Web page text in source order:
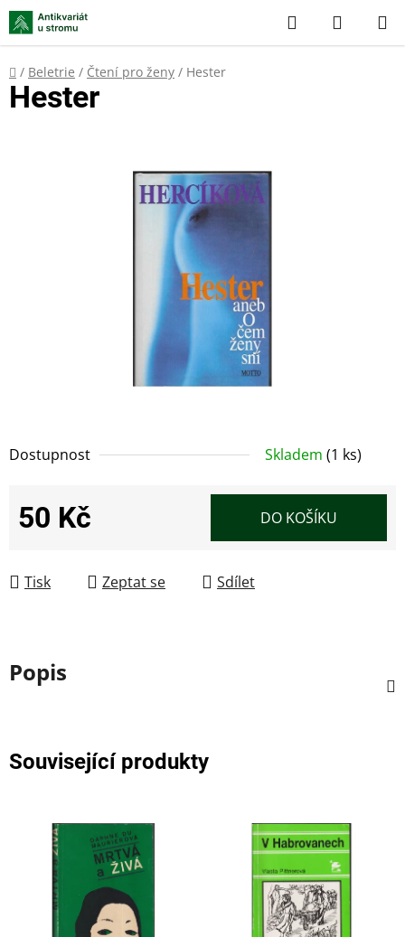
Přejít
na
obsah
Hledat
KOŠÍK
Domů
/ Beletrie / Čtení pro ženy / Hester
Dostupnost Skladem (1 ks)
50 Kč DO KOŠÍKU
Tisk Zeptat se Sdílet
Hester
Popis
Související produkty